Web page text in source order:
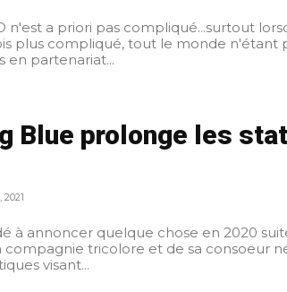
n'est a priori pas compliqué...surtout
plus compliqué, tout le monde n'étant
en partenariat...
Blue prolonge les
2021
à annoncer quelque chose en 2020
tricolore et de sa consoeur
visant...